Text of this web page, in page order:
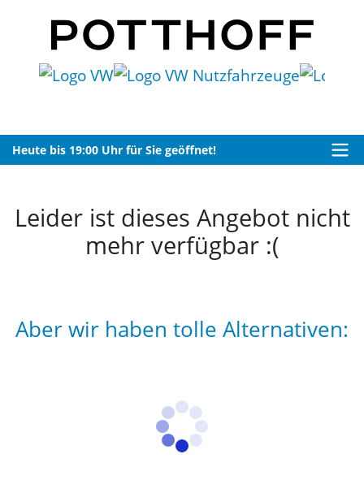
Heute bis 19:00 Uhr für Sie geöffnet!
Leider ist dieses Angebot nicht
mehr verfügbar :(
Aber wir haben tolle Alternativen: